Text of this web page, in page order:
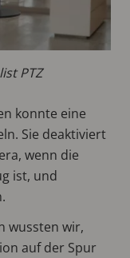
PTZ
konnte eine
Sie deaktiviert
wenn die
ist, und
wussten wir,
auf der Spur